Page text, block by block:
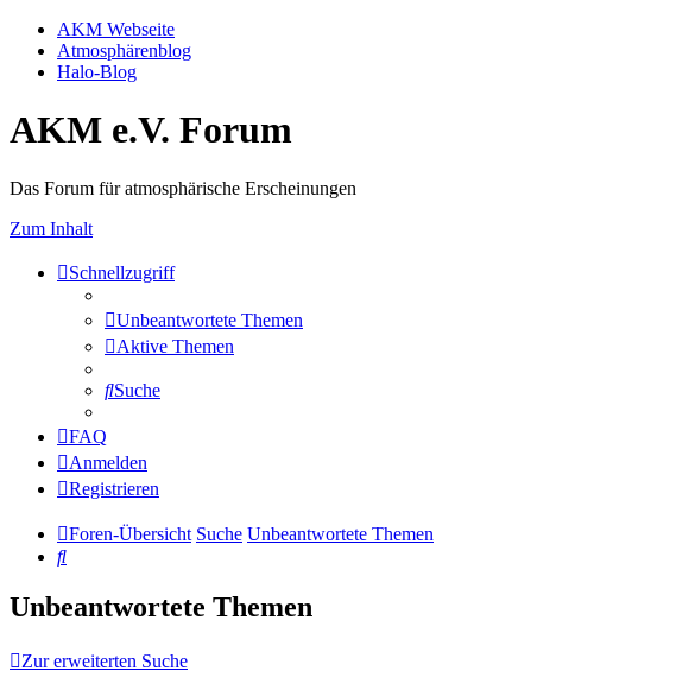
AKM Webseite
Atmosphärenblog
Halo-Blog
AKM e.V. Forum
Das Forum für atmosphärische Erscheinungen
Zum Inhalt
Schnellzugriff
Unbeantwortete Themen
Aktive Themen
Suche
FAQ
Anmelden
Registrieren
Foren-Übersicht Suche Unbeantwortete Themen
Suche
Unbeantwortete Themen
Zur erweiterten Suche